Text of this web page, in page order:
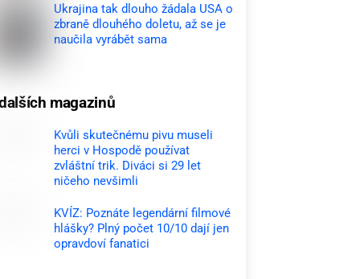
Ukrajina tak dlouho žádala USA o
zbraně dlouhého doletu, až se je
naučila vyrábět sama
magazinů
Kvůli skutečnému pivu museli
herci v Hospodě používat
zvláštní trik. Diváci si 29 let
ničeho nevšimli
KVÍZ: Poznáte legendární filmové
hlášky? Plný počet 10/10 dají jen
opravdoví fanatici